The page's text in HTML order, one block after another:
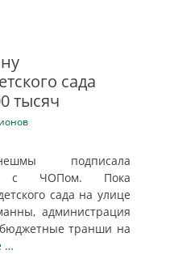
сада
тысяч
подписала
с ЧОПом. Пока
сада на улице
администрация
транши на
…